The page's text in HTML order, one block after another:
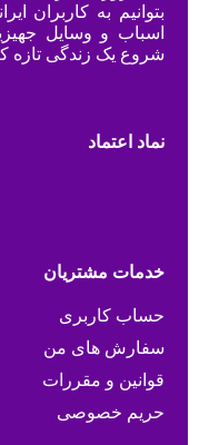
بتوانیم به کاربران
اسباب و وسایل جهیزیه
شروع یک زندگی تازه
نماد اعتماد
خدمات مشتریان
حساب کاربری
سفارش های من
قوانین و مقررات
حریم خصوصی